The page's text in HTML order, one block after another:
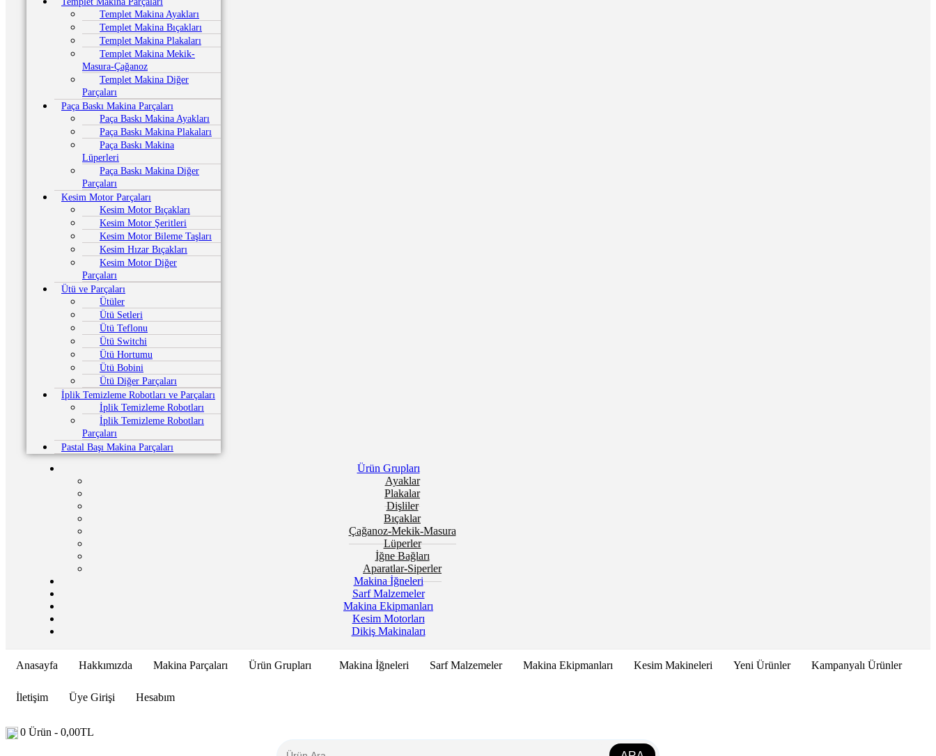
Templet Makina Ayakları
Templet Makina Bıçakları
Templet Makina Plakaları
Templet Makina Mekik-
Masura-Çağanoz
Templet Makina Diğer
Parçaları
Paça Baskı Makina Parçaları
Paça Baskı Makina Ayakları
Paça Baskı Makina Plakaları
Paça Baskı Makina
Lüperleri
Paça Baskı Makina Diğer
Parçaları
Kesim Motor Parçaları
Kesim Motor Bıçakları
Kesim Motor Şeritleri
Kesim Motor Bileme Taşları
Kesim Hızar Bıçakları
Kesim Motor Diğer
Parçaları
Ütü ve Parçaları
Ütüler
Ütü Setleri
Ütü Teflonu
Ütü Switchi
Ütü Hortumu
Ütü Bobini
Ütü Diğer Parçaları
İplik Temizleme Robotları ve Parçaları
İplik Temizleme Robotları
İplik Temizleme Robotları
Parçaları
Pastal Başı Makina Parçaları
Ürün Grupları
Ayaklar
Plakalar
Dişliler
Bıçaklar
Çağanoz-Mekik-Masura
Lüperler
İğne Bağları
Aparatlar-Siperler
Makina İğneleri
Sarf Malzemeler
Makina Ekipmanları
Kesim Motorları
Dikiş Makinaları
Anasayfa Hakkımızda Makina Parçaları Ürün Grupları Makina İğneleri Sarf Malzemeler Makina Ekipmanları Kesim Makineleri Yeni Ürünler Kampanyalı Ürünler
İletişim Üye Girişi Hesabım
0 Ürün - 0,00TL